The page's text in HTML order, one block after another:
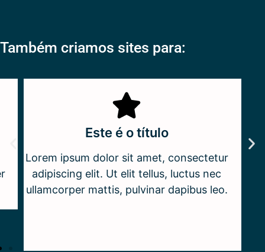
Também criamos sites para:
Este é o título
Lorem ipsum dolor sit amet, consectetur
adipiscing elit. Ut elit tellus, luctus nec
ullamcorper mattis, pulvinar dapibus leo.